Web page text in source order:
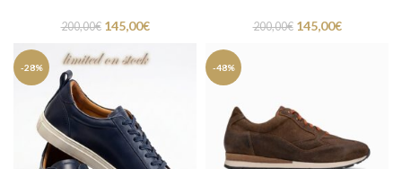
200,00€ 145,00€ 200,00€ 145,00€
-28% -48%